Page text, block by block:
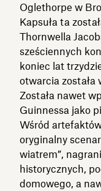
Oglethorpe w
Kapsuła ta
Thornwella
sześciennych
koniec lat
otwarcia została
Została nawet
Guinnessa jako
Wśród
oryginalny
wiatrem”,
historycznych,
domowego, a